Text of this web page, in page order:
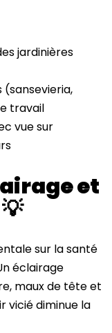
jardinières
travail
vue sur
et
💡
sur la santé
éclairage
maux de tête et
vicié diminue la